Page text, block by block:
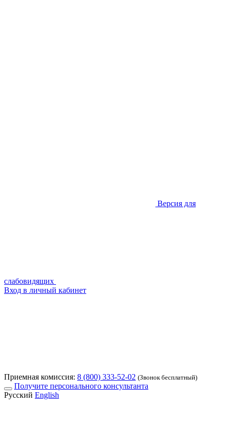
Версия для
слабовидящих
Вход в личный кабинет
Приемная комиссия: 8 (800) 333-52-02 (Звонок бесплатный)
Получите персонального консультанта
Русский English